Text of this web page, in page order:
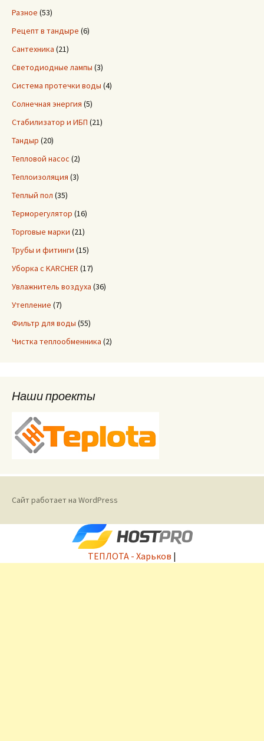
Разное (53)
Рецепт в тандыре (6)
Сантехника (21)
Светодиодные лампы (3)
Система протечки воды (4)
Солнечная энергия (5)
Стабилизатор и ИБП (21)
Тандыр (20)
Тепловой насос (2)
Теплоизоляция (3)
Теплый пол (35)
Терморегулятор (16)
Торговые марки (21)
Трубы и фитинги (15)
Уборка с KARCHER (17)
Увлажнитель воздуха (36)
Утепление (7)
Фильтр для воды (55)
Чистка теплообменника (2)
Наши проекты
Сайт работает на WordPress
ТЕПЛОТА - Харьков |